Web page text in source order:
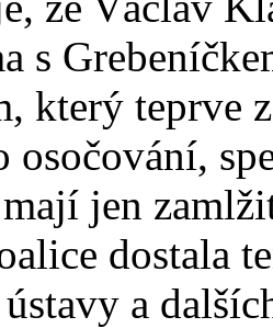
s
který teprve
osočování,
jen
dostala
a